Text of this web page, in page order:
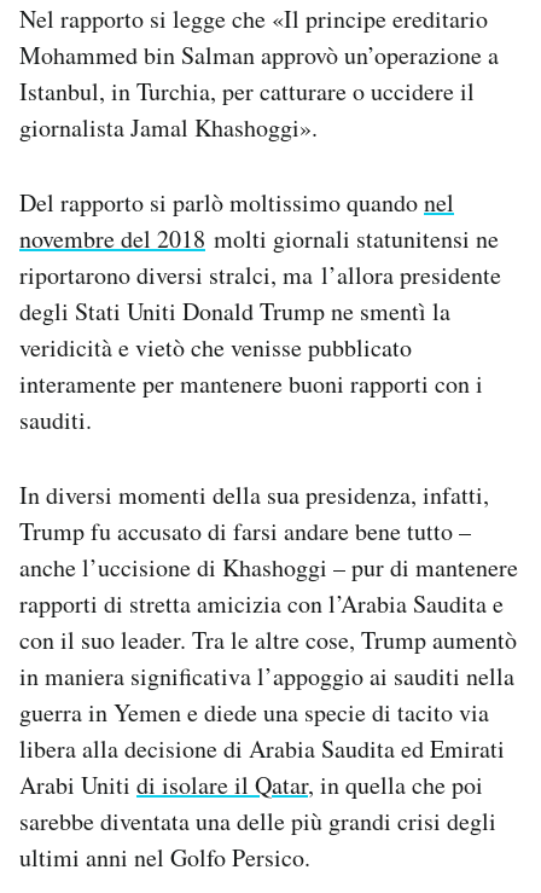
Nel rapporto si legge che «Il principe ereditario
Mohammed bin Salman approvò un’operazione a
Istanbul, in Turchia, per catturare o uccidere il
giornalista Jamal Khashoggi».
Del rapporto si parlò moltissimo quandonel
novembre del 2018 molti giornali statunitensi ne
riportarono diversi stralci, ma l’allora presidente
degli Stati Uniti Donald Trump ne smentì la
veridicità e vietò che venisse pubblicato
interamente per mantenere buoni rapporti con i
sauditi.
In diversi momenti della sua presidenza, infatti,
Trump fu accusato di farsi andare bene tutto –
anche l’uccisione di Khashoggi – pur di mantenere
rapporti di stretta amicizia con l’Arabia Saudita e
con il suo leader. Tra le altre cose, Trump aumentò
in maniera significativa l’appoggio ai sauditi nella
guerra in Yemen e diede una specie di tacito via
libera alla decisione di Arabia Saudita ed Emirati
Arabi Uniti di isolare il Qatar, in quella che poi
sarebbe diventata una delle più grandi crisi degli
ultimi anni nel Golfo Persico.